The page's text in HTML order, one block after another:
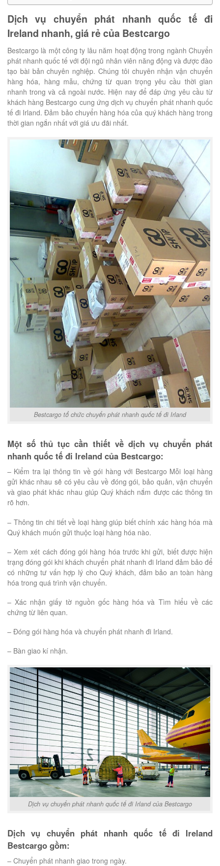
Dịch vụ chuyển phát nhanh quốc tế đi
Ireland nhanh, giá rẻ của Bestcargo
Bestcargo là một công ty lâu năm hoạt động trong ngành Chuyển
phát nhanh quốc tế với đội ngũ nhân viên năng động và được đào
tạo bài bản chuyên nghiệp. Chúng tôi chuyên nhận vận chuyển
hàng hóa, hàng mẫu, chứng từ quan trọng yêu cầu thời gian
nhanh trong và cả ngoài nước. Hiện nay để đáp ứng yêu cầu từ
khách hàng Bestcargo cung ứng dịch vụ chuyển phát nhanh quốc
tế đi Irland. Đảm bảo chuyển hàng hóa của quý khách hàng trong
thời gian ngắn nhất với giá ưu đãi nhất.
Bestcargo tổ chức chuyển phát nhanh quốc tế đi Irland
Một số thủ tục cần thiết về dịch vụ chuyển phát
nhanh quốc tế đi Ireland của Bestcargo:
– Kiểm tra lại thông tin về gói hàng với Bestcargo Mỗi loại hàng
gửi khác nhau sẽ có yêu cầu về đóng gói, bảo quản, vận chuyển
và giao phát khác nhau giúp Quý khách nắm được các thông tin
rõ hơn.
– Thông tin chi tiết về loại hàng giúp biết chính xác hàng hóa mà
Quý khách muốn gửi thuộc loại hàng hóa nào.
– Xem xét cách đóng gói hàng hóa trước khi gửi, biết được hiện
trạng đóng gói khi khách chuyển phát nhanh đi Irland đảm bảo để
có những tư vấn hợp lý cho Quý khách, đảm bảo an toàn hàng
hóa trong quá trình vận chuyển.
– Xác nhận giấy tờ nguồn gốc hàng hóa và Tìm hiểu về các
chứng từ liên quan.
– Đóng gói hàng hóa và chuyển phát nhanh đi Irland.
– Bàn giao kí nhận.
Dịch vụ chuyển phát nhanh quốc tế đi Irland của Bestcargo
Dịch vụ chuyển phát nhanh quốc tế đi Ireland
Bestcargo gồm:
– Chuyển phát nhanh giao trong ngày.